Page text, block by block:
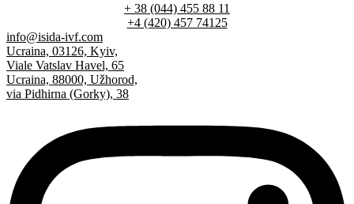
+ 38 (044) 455 88 11
+4 (420) 457 74125
info@isida-ivf.com
Ucraina, 03126, Kyiv,
Viale Vatslav Havel, 65
Ucraina, 88000, Užhorod,
via Pidhirna (Gorky), 38